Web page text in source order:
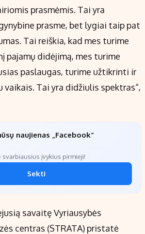
prasmėmis. Tai yra
prasme, bet lygiai taip pat
Tai reiškia, kad mes turime
pajamų didėjimą, mes turime
paslaugas, turime užtikrinti ir
vaikais. Tai yra didžiulis spektras“,
naujienas „Facebook“
svarbiausius įvykius pirmieji!
Sekti
savaitę Vyriausybės
centras (STRATA) pristatė